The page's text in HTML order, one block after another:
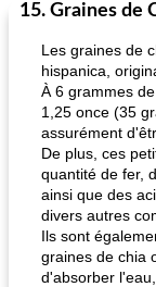
Pain
15. Graines de
Les graines de
hispanica,
À 6 grammes
1,25 once (35
assurément
De plus, ces
quantité de fer,
ainsi que des
divers autres
Ils sont
graines de chia
d'absorber